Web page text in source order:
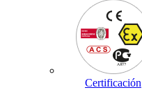
Certificación